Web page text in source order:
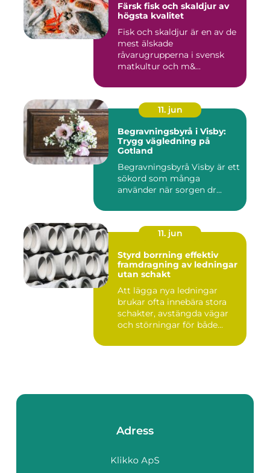
Färsk fisk och skaldjur av
högsta kvalitet
Fisk och skaldjur är en av de
mest älskade
råvarugrupperna i svensk
matkultur och m&...
11. jun
Begravningsbyrå i Visby:
Trygg vägledning på
Gotland
Begravningsbyrå Visby är ett
sökord som många
använder när sorgen dr...
11. jun
Styrd borrning effektiv
framdragning av ledningar
utan schakt
Att lägga nya ledningar
brukar ofta innebära stora
schakter, avstängda vägar
och störningar för både...
Adress